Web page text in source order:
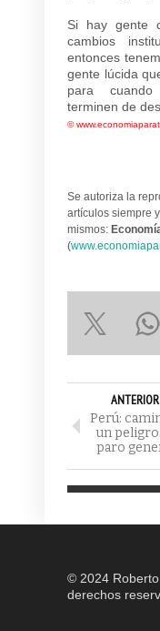
Si hay gente
cambios
entonces
gente lúcida
para
terminen de
©
Se autoriza la
artículos siempre
mismos:
(
ANTERIOR
Perú:
un
paro
© 2024
derechos